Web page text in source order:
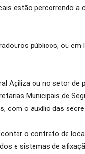
estão percorrendo a
públicos, ou
Agiliza ou no setor de
Municipais de
com o auxílio das
o contrato de
e sistemas de